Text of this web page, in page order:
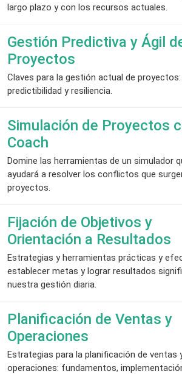
largo plazo y con los recursos actuales.
Gestión Predictiva y Ágil
Proyectos
Claves para la gestión actual de proyectos:
predictibilidad y resiliencia.
Simulación de Proyectos
Coach
Domine las herramientas de un simulador
ayudará a resolver los conflictos que
proyectos.
Fijación de Objetivos y
Orientación a Resultados
Estrategias y herramientas prácticas y
establecer metas y lograr resultados
nuestra gestión diaria.
Planificación de Ventas y
Operaciones
Estrategias para la planificación de ventas
operaciones: fundamentos,